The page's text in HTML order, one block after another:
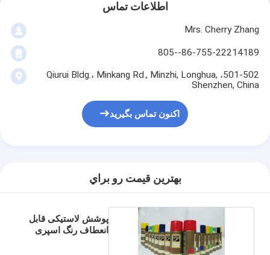
اطلاعات تماس
Mrs. Cherry Zhang
86-755-22214189--805
501-502، Qiurui Bldg.، Minkang Rd., Minzhi, Longhua,
Shenzhen, China
اکنون تماس بگیرید
بهترين قيمت رو براي
پوشش لاستیکی قابل
انعطاف رنگ اسپری